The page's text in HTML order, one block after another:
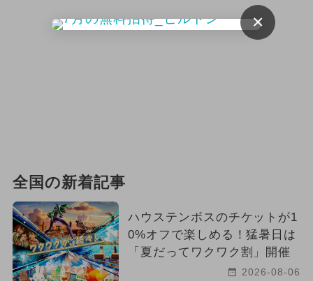
全国の新着記事
ハウステンボスのチケットが1
0%オフで楽しめる！猛暑日は
「夏だってワクワク割」開催
2026-08-06
×